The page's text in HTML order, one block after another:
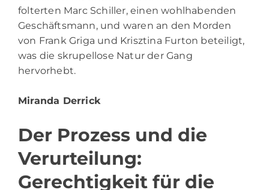
folterten Marc Schiller, einen wohlhabenden
Geschäftsmann, und waren an den Morden
von Frank Griga und Krisztina Furton beteiligt,
was die skrupellose Natur der Gang
hervorhebt.
Miranda Derrick
Der Prozess und die
Verurteilung:
Gerechtigkeit für die